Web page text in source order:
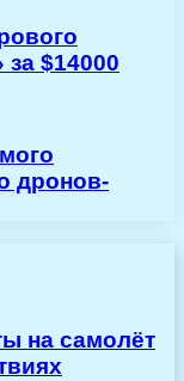
$14000
дронов-
на самолёт